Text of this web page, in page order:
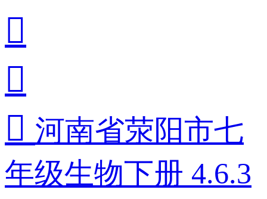


 河南省荥阳市七
年级生物下册 4.6.3